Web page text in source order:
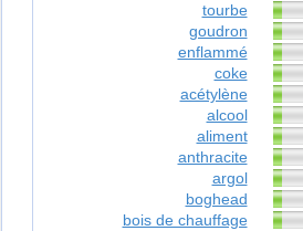
tourbe
goudron
enflammé
coke
acétylène
alcool
aliment
anthracite
argol
boghead
bois de chauffage